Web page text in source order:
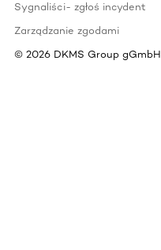
Sygnaliści- zgłoś incydent
Zarządzanie zgodami
© 2026 DKMS Group gGmbH